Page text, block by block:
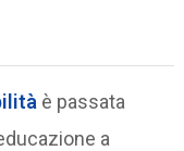
è passata
a